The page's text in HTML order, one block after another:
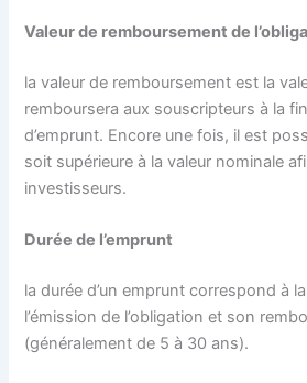
Valeur de remboursement de
la valeur de remboursement est la
remboursera aux souscripteurs à la
d’emprunt. Encore une fois, il est
soit supérieure à la valeur nominale
investisseurs.
Durée de l’emprunt
la durée d’un emprunt correspond à
l’émission de l’obligation et son
(généralement de 5 à 30 ans).